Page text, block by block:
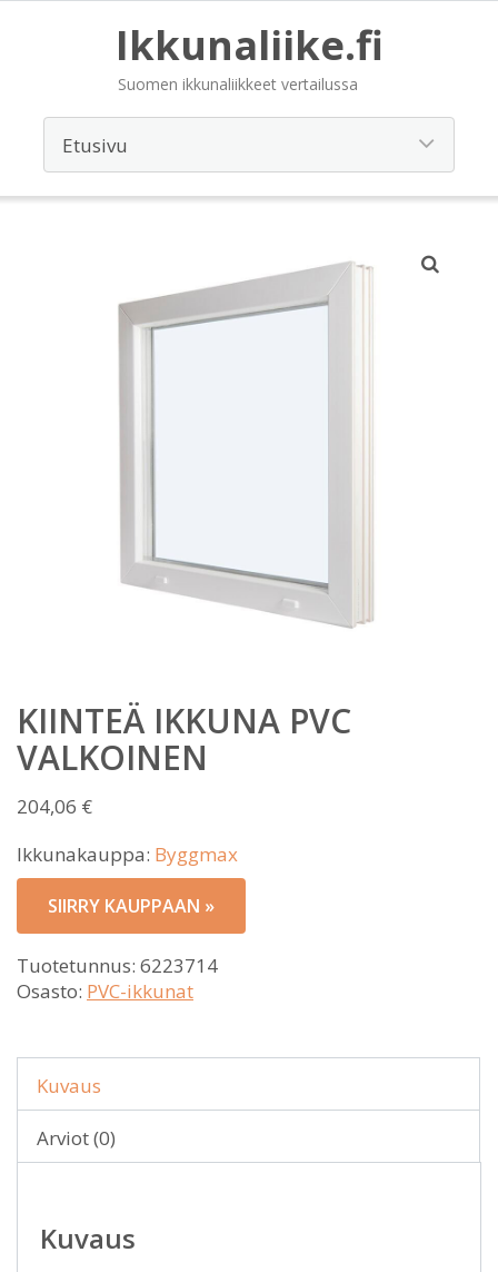
Ikkunaliike.fi
Suomen ikkunaliikkeet vertailussa
KIINTEÄ IKKUNA PVC
VALKOINEN
204,06 €
Ikkunakauppa: Byggmax
SIIRRY KAUPPAAN »
Tuotetunnus: 6223714
Osasto: PVC-ikkunat
Kuvaus
Arviot (0)
Kuvaus